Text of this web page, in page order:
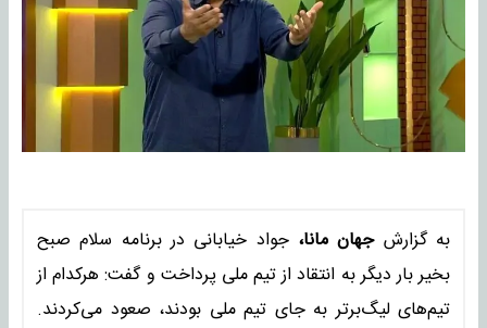
به گزارشجهان مانا، جواد خیابانی در برنامه سلام صبح
بخیر بار دیگر به انتقاد از تیم ملی پرداخت و گفت: هرکدام از
تیم‌های لیگ‌برتر به جای تیم ملی بودند، صعود می‌کردند.